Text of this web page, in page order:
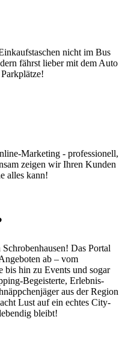
nicht im Bus
fährst lieber mit dem Auto
Marketing - professionell,
zeigen wir Ihren Kunden
alles kann!
Das Portal
ab – vom
bis hin zu Events und sogar
Begeisterte, Erlebnis-
aus der Region
Lust auf ein echtes City-
bleibt!